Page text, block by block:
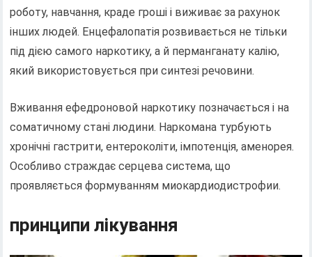
роботу, навчання, краде гроші і виживає за рахунок
інших людей. Енцефалопатія розвивається не тільки
під дією самого наркотику, а й перманганату калію,
який використовується при синтезі речовини.
Вживання ефедроновой наркотику позначається і на
соматичному стані людини. Наркомана турбують
хронічні гастрити, ентероколіти, імпотенція, аменорея.
Особливо страждає серцева система, що
проявляється формуванням миокардиодистрофии.
принципи лікування